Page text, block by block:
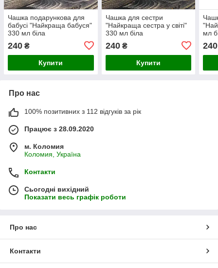
Чашка подарункова для
бабусі "Найкраща бабуся"
330 мл біла
240 ₴
Купити
Чашка для сестри
"Найкраща сестра у світі"
330 мл біла
240₴
Купити
мл
240
Про нас
100% позитивних з 112 відгуків за рік
Працює з 28.09.2020
м. Коломия
Коломия, Україна
Контакти
Сьогодні вихідний
Показати весь графік роботи
Про нас
Контакти